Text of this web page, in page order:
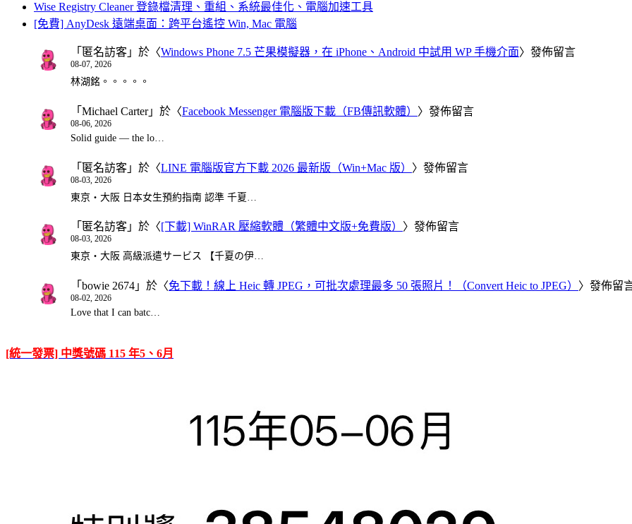
Wise Registry Cleaner 登錄檔清理、重組、系統最佳化、電腦加速工具
[免費] AnyDesk 遠端桌面：跨平台遙控 Win, Mac 電腦
「 匿名訪客 」於〈Windows Phone 7.5 芒果模擬器，在 iPhone、Android 中試用 WP 手機介面〉發佈留言
08-07, 2026
林湖銘。。。。。
「 Michael Carter」於〈Facebook Messenger 電腦版下載（FB傳訊軟體） 〉發佈留言
08-06, 2026
Solid guide — the lo…
「 匿名訪客 」於〈LINE 電腦版官方下載 2026 最新版（Win+Mac 版） 〉發佈留言
08-03, 2026
東京・大阪 日本女生預約指南 認準 千夏…
「 匿名訪客 」於〈[下載] WinRAR 壓縮軟體（繁體中文版+免費版） 〉發佈留言
08-03, 2026
東京・大阪 高級派遣サービス 【千夏の伊…
「 bowie 2674 」於〈免下載！線上 Heic 轉 JPEG，可批次處理最多 50 張照片！（Convert Heic to JPEG） 〉發佈留
08-02, 2026
Love that I can batc…
[統一發票] 中獎號碼 115 年5、6月